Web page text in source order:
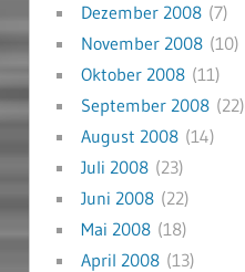
Dezember 2008(7)
November 2008(10)
Oktober 2008(11)
September 2008(22)
August 2008(14)
Juli 2008(23)
Juni 2008(22)
Mai 2008(18)
April 2008(13)